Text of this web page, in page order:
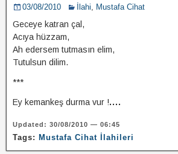
03/08/2010 İlahi, Mustafa Cihat
Geceye katran çal,
Acıya hüzzam,
Ah edersem tutmasın elim,
Tutulsun dilim.
***
Ey kemankeş durma vur !....
Updated: 30/08/2010 — 06:45
Tags: Mustafa Cihat İlahileri